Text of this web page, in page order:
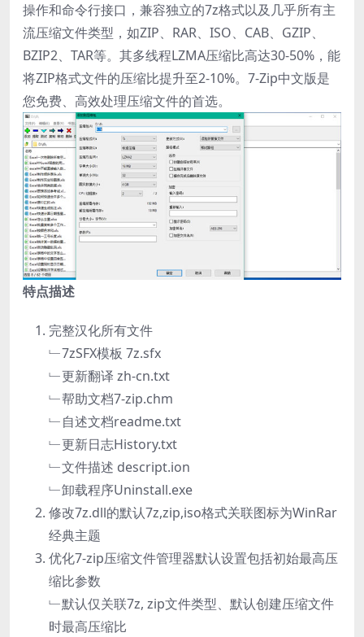
操作和命令行接口，兼容独立的7z格式以及几乎所有主
流压缩文件类型，如ZIP、RAR、ISO、CAB、GZIP、
BZIP2、TAR等。其多线程LZMA压缩比高达30-50%，能
将ZIP格式文件的压缩比提升至2-10%。7-Zip中文版是
您免费、高效处理压缩文件的首选。
特点描述
完整汉化所有文件
﹂7zSFX模板 7z.sfx
﹂更新翻译 zh-cn.txt
﹂帮助文档7-zip.chm
﹂自述文档readme.txt
﹂更新日志History.txt
﹂文件描述 descript.ion
﹂卸载程序Uninstall.exe
修改7z.dll的默认7z,zip,iso格式关联图标为WinRar
经典主题
优化7-zip压缩文件管理器默认设置包括初始最高压
缩比参数
﹂默认仅关联7z, zip文件类型、默认创建压缩文件
时最高压缩比